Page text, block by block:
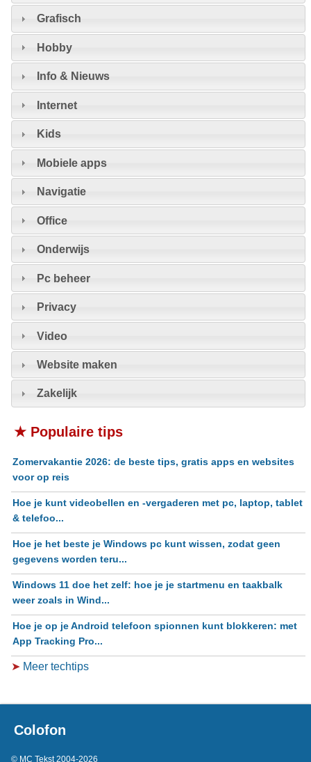
Grafisch
Hobby
Info & Nieuws
Internet
Kids
Mobiele apps
Navigatie
Office
Onderwijs
Pc beheer
Privacy
Video
Website maken
Zakelijk
★ Populaire tips
Zomervakantie 2026: de beste tips, gratis apps en websites
voor op reis
Hoe je kunt videobellen en -vergaderen met pc, laptop, tablet
& telefoo...
Hoe je het beste je Windows pc kunt wissen, zodat geen
gegevens worden teru...
Windows 11 doe het zelf: hoe je je startmenu en taakbalk
weer zoals in Wind...
Hoe je op je Android telefoon spionnen kunt blokkeren: met
App Tracking Pro...
➤ Meer techtips
Colofon
© MC Tekst 2004-2026